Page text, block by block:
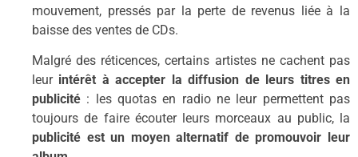
mouvement, pressés par la perte de revenus liée à la
baisse des ventes de CDs.
Malgré des réticences, certains artistes ne cachent pas
leurintérêt à accepter la diffusion de leurs titres en
publicité : les quotas en radio ne leur permettent pas
toujours de faire écouter leurs morceaux au public, la
publicité est un moyen alternatif de promouvoir leur